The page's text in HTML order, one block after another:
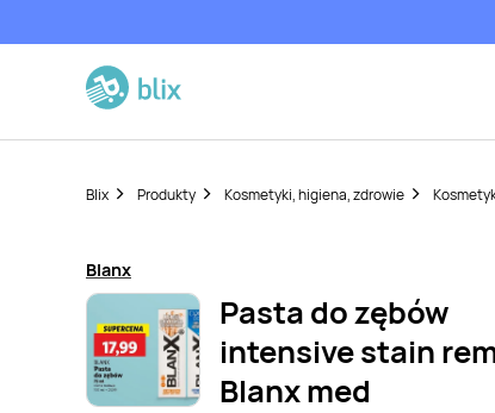
Blix Produkty Kosmetyki, higiena, zdrowie
Blanx
Pasta do zębów
intensive stain
Blanx med